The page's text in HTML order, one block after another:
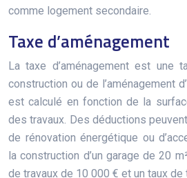
comme logement secondaire.
Taxe d’aménagement
La taxe d’aménagement est une
construction ou de l’aménagement
est calculé en fonction de la
des travaux. Des déductions
de rénovation énergétique ou
la construction d’un garage de 20
de travaux de 10 000 € et un taux de